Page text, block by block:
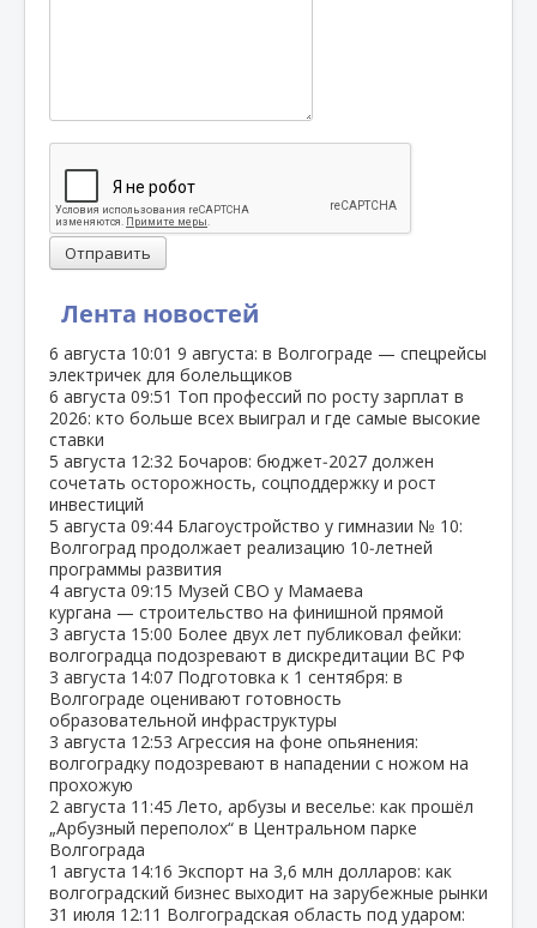
Лента новостей
6 августа 10:01 9 августа: в Волгограде — спецрейсы
электричек для болельщиков
6 августа 09:51 Топ профессий по росту зарплат в
2026: кто больше всех выиграл и где самые высокие
ставки
5 августа 12:32 Бочаров: бюджет‑2027 должен
сочетать осторожность, соцподдержку и рост
инвестиций
5 августа 09:44 Благоустройство у гимназии № 10:
Волгоград продолжает реализацию 10‑летней
программы развития
4 августа 09:15 Музей СВО у Мамаева
кургана — строительство на финишной прямой
3 августа 15:00 Более двух лет публиковал фейки:
волгоградца подозревают в дискредитации ВС РФ
3 августа 14:07 Подготовка к 1 сентября: в
Волгограде оценивают готовность
образовательной инфраструктуры
3 августа 12:53 Агрессия на фоне опьянения:
волгоградку подозревают в нападении с ножом на
прохожую
2 августа 11:45 Лето, арбузы и веселье: как прошёл
„Арбузный переполох“ в Центральном парке
Волгограда
1 августа 14:16 Экспорт на 3,6 млн долларов: как
волгоградский бизнес выходит на зарубежные рынки
31 июля 12:11 Волгоградская область под ударом:
Отправить